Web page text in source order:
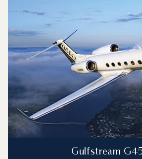
Asientos
Velocidad
Autonomía (km)
Autonomía
Gulfstream